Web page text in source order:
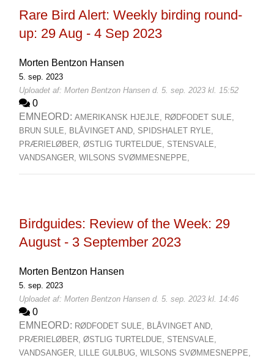
Rare Bird Alert: Weekly birding round-
up: 29 Aug - 4 Sep 2023
Morten Bentzon Hansen
5. sep. 2023
Uploadet af: Morten Bentzon Hansen d. 5. sep. 2023 kl. 15:52
0
EMNEORD: AMERIKANSK HJEJLE, RØDFODET SULE,
BRUN SULE, BLÅVINGET AND, SPIDSHALET RYLE,
PRÆRIELØBER, ØSTLIG TURTELDUE, STENSVALE,
VANDSANGER, WILSONS SVØMMESNEPPE,
Birdguides: Review of the Week: 29
August - 3 September 2023
Morten Bentzon Hansen
5. sep. 2023
Uploadet af: Morten Bentzon Hansen d. 5. sep. 2023 kl. 14:46
0
EMNEORD: RØDFODET SULE, BLÅVINGET AND,
PRÆRIELØBER, ØSTLIG TURTELDUE, STENSVALE,
VANDSANGER, LILLE GULBUG, WILSONS SVØMMESNEPPE,